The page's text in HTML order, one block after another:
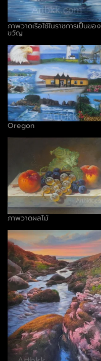
ภาพวาดเรือใช้ในราชการเป็นของ
ขวัญ
Oregon
ภาพวาดผลไม้